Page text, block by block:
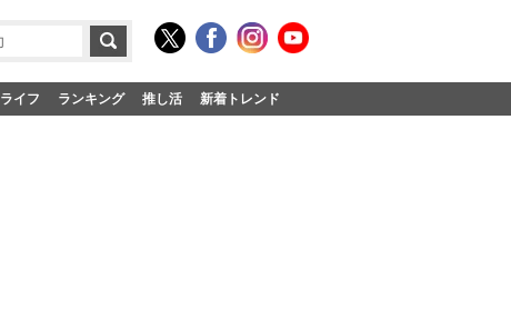
ライフ ランキング 推し活 新着トレンド